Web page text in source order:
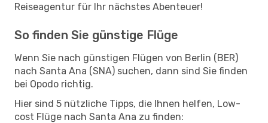
Reiseagentur für Ihr nächstes Abenteuer!
So finden Sie günstige Flüge
Wenn Sie nach günstigen Flügen von Berlin (BER)
nach Santa Ana (SNA) suchen, dann sind Sie finden
bei Opodo richtig.
Hier sind 5 nützliche Tipps, die Ihnen helfen, Low-
cost Flüge nach Santa Ana zu finden: